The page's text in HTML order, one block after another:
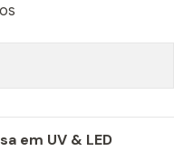
em UV & LED